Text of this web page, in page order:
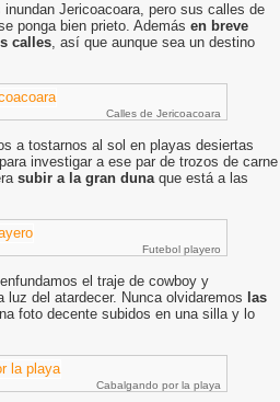
Jericoacoara, pero sus calles de
ponga bien prieto. Además en breve
calles, así que aunque sea un destino
Calles de Jericoacoara
a tostarnos al sol en playas desiertas
investigar a ese par de trozos de carne
subir a la gran dunaque está a las
Futebol playero
el traje de cowboy y
del atardecer. Nunca olvidaremos las
foto decente subidos en una silla y lo
Cabalgando por la playa